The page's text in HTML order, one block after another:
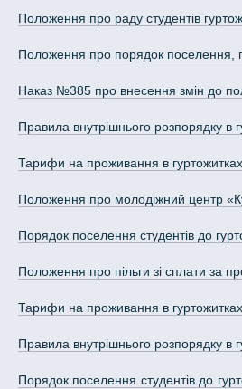
Положення про раду студентів
Положення про порядок поселення,
Наказ №385 про внесення змін до
Правила внутрішнього розпорядку в
Тарифи на проживання в
Положення про молодіжний центр
Порядок поселення студентів до
Положення про пільги зі сплати за
Тарифи на проживання в
Правила внутрішнього розпорядку в
Порядок поселення студентів до